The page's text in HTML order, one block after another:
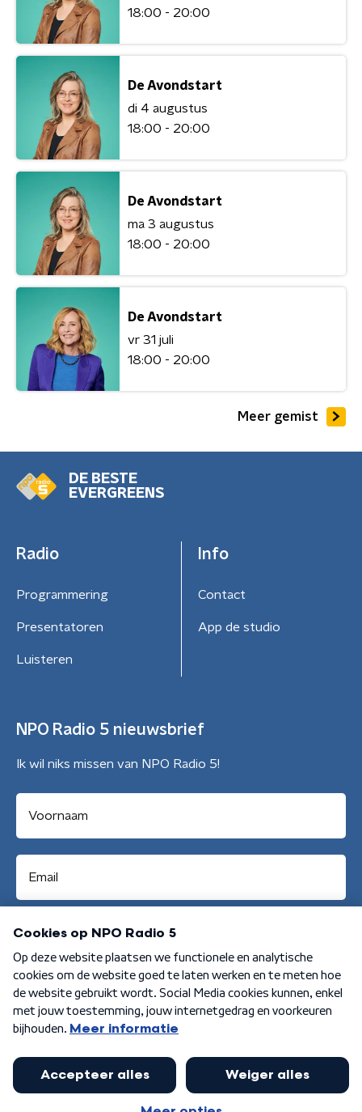
18:00 - 20:00
De Avondstart
di 4 augustus
18:00 - 20:00
De Avondstart
ma 3 augustus
18:00 - 20:00
De Avondstart
vr 31 juli
18:00 - 20:00
Meer gemist
DE BESTE
EVERGREENS
Radio
Programmering
Presentatoren
Luisteren
Info
Contact
App de studio
NPO Radio 5 nieuwsbrief
Ik wil niks missen van NPO Radio 5!
Aanmelden
Algemene voorwaarden